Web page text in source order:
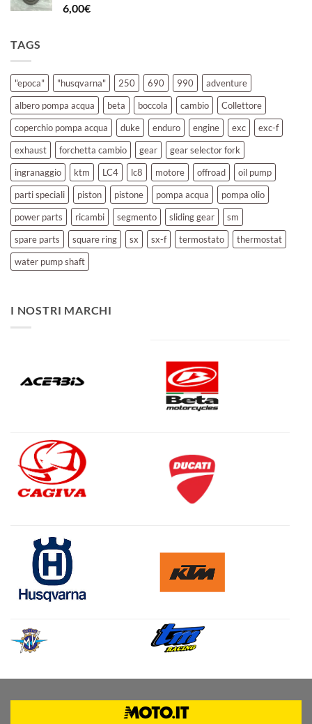
6,00€
TAGS
"epoca" "husqvarna" 250 690 990
adventure
albero pompa acqua
beta boccola cambio
Collettore
coperchio pompa acqua
duke enduro engine exc
exc-f
exhaust
forchetta cambio gear
gear selector fork
ingranaggio
ktm LC4 lc8 motore offroad
oil pump
parti speciali
piston pistone pompa acqua
pompa olio
power parts
ricambi segmento sliding gear
sm
spare parts
square ring sx sx-f termostato
thermostat
water pump shaft
I NOSTRI MARCHI